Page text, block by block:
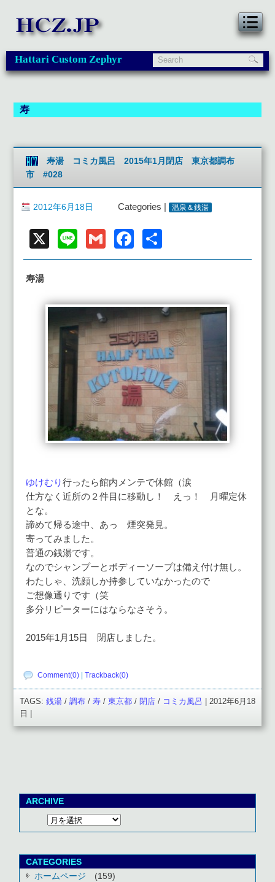
Hattari Custom Zephyr
寿
寿湯 コミカ風呂 2015年1月閉店 東京都調布
市 #028
2012年6月18日 Categories | 温泉＆銭湯
X Line GmailFacebook
有
寿湯
ゆけむり行ったら館内メンテで休館（涙
仕方なく近所の２件目に移動し！ えっ！ 月曜定休
とな。
諦めて帰る途中、あっ 煙突発見。
寄ってみました。
普通の銭湯です。
なのでシャンプーとボディーソープは備え付け無し。
わたしゃ、洗顔しか持参していなかったので
ご想像通りです（笑
多分リピーターにはならなさそう。
2015年1月15日 閉店しました。
Comment(0) Trackback(0)
TAGS: 銭湯 / 調布 / 寿 / 東京都 / 閉店 / コミカ風呂
| 2012年6月18
日 |
ARCHIVE
CATEGORIES
ホームページ
(159)